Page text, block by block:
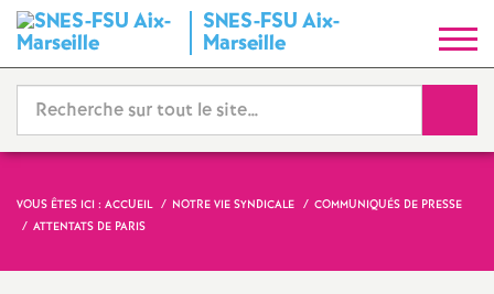
SNES-FSU Aix-
Marseille
y
n
d
i
VOUS ÊTES ICI : ACCUEIL NOTRE VIE SYNDICALE
COMMUNIQUÉS DE PRESSE
ATTENTATS DE PARIS